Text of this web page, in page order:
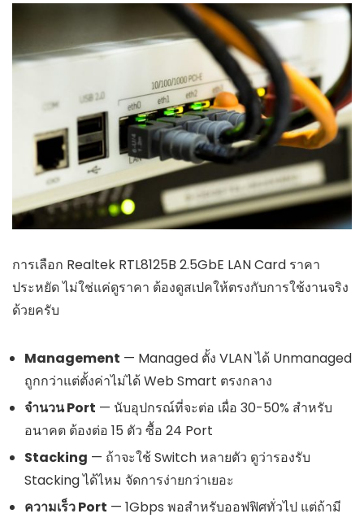
การเลือก Realtek RTL8125B 2.5GbE LAN Card ราคา
ประหยัด ไม่ใช่แค่ดูราคา ต้องดูสเปคให้ตรงกับการใช้งานจริง
ด้วยครับ
Management — Managed ตั้ง VLAN ได้ Unmanaged
ถูกกว่าแต่ตั้งค่าไม่ได้ Web Smart ตรงกลาง
จำนวน Port — นับอุปกรณ์ที่จะต่อ เผื่อ 30-50% สำหรับ
อนาคต ต้องต่อ 15 ตัว ซื้อ 24 Port
Stacking — ถ้าจะใช้ Switch หลายตัว ดูว่ารองรับ
Stacking ได้ไหม จัดการง่ายกว่าเยอะ
ความเร็ว Port — 1Gbps พอสำหรับออฟฟิศทั่วไป แต่ถ้ามี